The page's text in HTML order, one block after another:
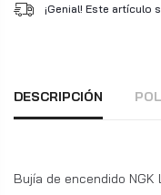
¡Genial! Este artículo
DESCRIPCIÓN
Bujía de encendido